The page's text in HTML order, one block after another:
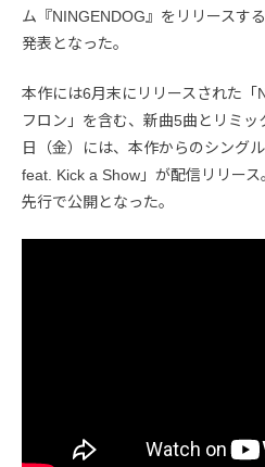
ム『NINGENDOG』をリリースす
発表となった。
本作には6月末にリリースされた「
フロン」を含む、新曲5曲とリミ
日（金）には、本作からのシング
feat. Kick a Show」が配信リリー
先行で公開となった。